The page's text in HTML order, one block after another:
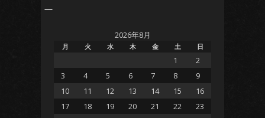
ー
2026年8月
月 火 水 木 金 土 日
1
2
3
4 5 6 7 8
9
10
11 12 13 14 15
16
17
18 19 20 21 22
23